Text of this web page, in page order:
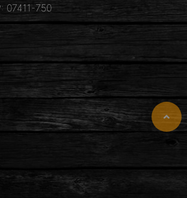
07411-750